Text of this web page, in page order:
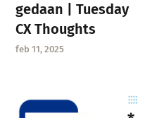
gedaan | Tuesday
CX Thoughts
feb 11, 2025